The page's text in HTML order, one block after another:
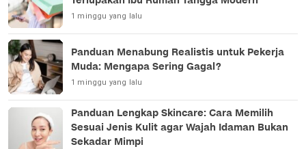
1 minggu yang lalu
Panduan Menabung Realistis untuk Pekerja
Muda: Mengapa Sering Gagal?
1 minggu yang lalu
Panduan Lengkap Skincare: Cara Memilih
Sesuai Jenis Kulit agar Wajah Idaman Bukan
Sekadar Mimpi